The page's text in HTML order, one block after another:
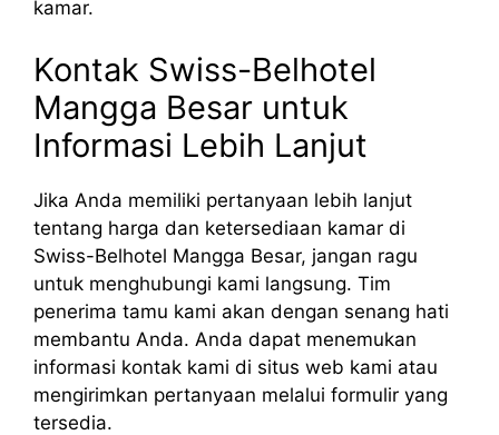
kamar.
Kontak Swiss-Belhotel
Mangga Besar untuk
Informasi Lebih Lanjut
Jika Anda memiliki pertanyaan lebih lanjut
tentang harga dan ketersediaan kamar di
Swiss-Belhotel Mangga Besar, jangan ragu
untuk menghubungi kami langsung. Tim
penerima tamu kami akan dengan senang hati
membantu Anda. Anda dapat menemukan
informasi kontak kami di situs web kami atau
mengirimkan pertanyaan melalui formulir yang
tersedia.